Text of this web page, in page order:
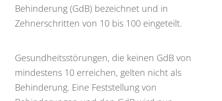
Behinderung (GdB) bezeichnet und in
Zehnerschritten von 10 bis 100 eingeteilt.
Gesundheitsstörungen, die keinen GdB von
mindestens 10 erreichen, gelten nicht als
Behinderung. Eine Feststellung von